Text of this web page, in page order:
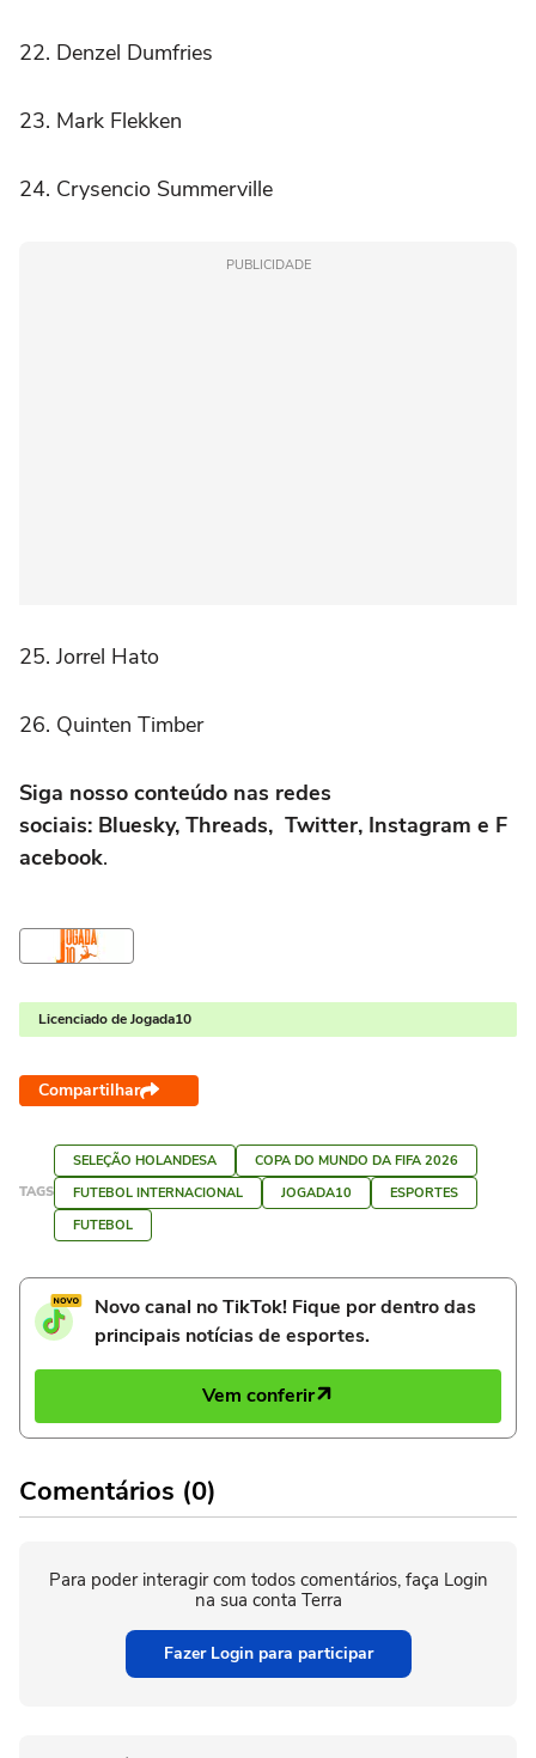
22. Denzel Dumfries
23. Mark Flekken
24. Crysencio Summerville
PUBLICIDADE
25. Jorrel Hato
26. Quinten Timber
Siga nosso conteúdo nas redes
sociais: Bluesky, Threads, Twitter, Instagram e F
acebook.
Licenciado de Jogada10
Compartilhar
TAGS
SELEÇÃO HOLANDESA
COPA DO MUNDO DA FIFA 2026
FUTEBOL INTERNACIONAL
JOGADA10
ESPORTES
FUTEBOL
Novo canal no TikTok! Fique por dentro das
principais notícias de esportes.
Vem conferir
Comentários (0)
Para poder interagir com todos comentários, faça Login
na sua conta Terra
Fazer Login para participar